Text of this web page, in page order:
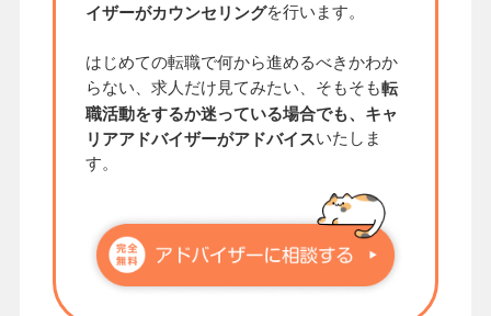
イザーがカウンセリングを行います。
はじめての転職で何から進めるべきかわか
らない、求人だけ見てみたい、そもそも転
職活動をするか迷っている場合でも、キャ
リアアドバイザーがアドバイスいたしま
す。